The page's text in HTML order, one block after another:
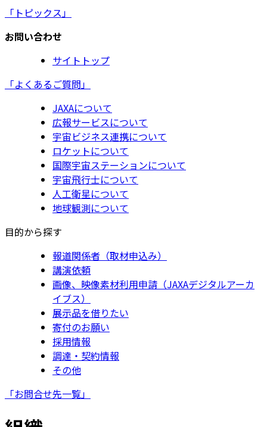
「トピックス」
お問い合わせ
サイトトップ
「よくあるご質問」
JAXAについて
広報サービスについて
宇宙ビジネス連携について
ロケットについて
国際宇宙ステーションについて
宇宙飛行士について
人工衛星について
地球観測について
目的から探す
報道関係者（取材申込み）
講演依頼
画像、映像素材利用申請（JAXAデジタルアーカ
イブス）
展示品を借りたい
寄付のお願い
採用情報
調達・契約情報
その他
「お問合せ先一覧」